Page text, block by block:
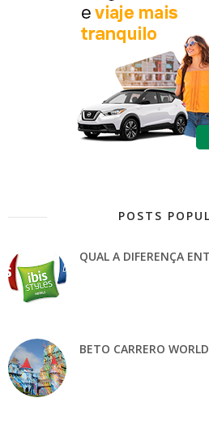
POSTS
QUAL A DIFERENÇA
BETO CARRERO